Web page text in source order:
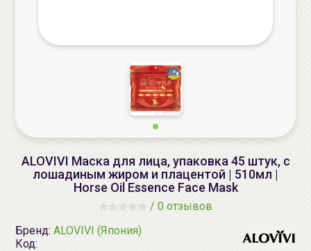
ALOVIVI Маска для лица, упаковка 45 штук, с
лошадиным жиром и плацентой | 510мл |
Horse Oil Essence Face Mask
/ 0 отзывов
Бренд: ALOVIVI (Япония)
Код: